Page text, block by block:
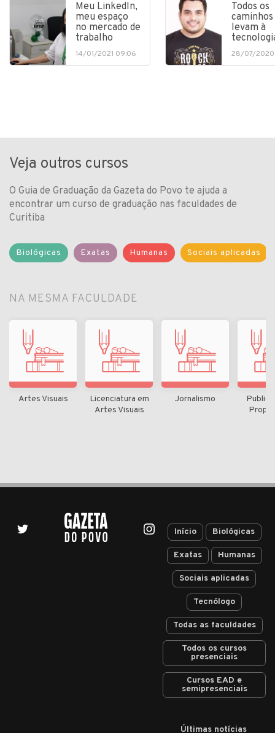
Meu LinkedIn,
meu espaço
no mercado de
trabalho
14/01/2021 09:06
Todos os
caminhos
levam à
28/07/2020
Veja outros cursos
O Guia de Graduação da Gazeta do Povo te ajuda a
encontrar um curso de graduação nas faculdades de
Curitiba
Biológicas Exatas Humanas Sociais aplicadas
NA MESMA FACULDADE
Artes Visuais
Licenciatura em
Artes Visuais
Jornalismo
Início Biológicas
Exatas Humanas
Sociais aplicadas
Tecnólogo
Todas as faculdades
Todos os cursos
presenciais
Cursos EAD e
semipresenciais
Últimas notícias